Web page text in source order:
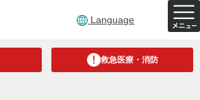
Language
救急医療・消防